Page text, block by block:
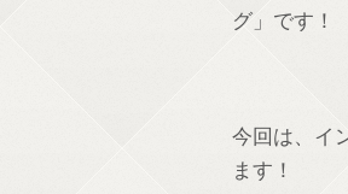
グ」です！
今回は、イ
ます！